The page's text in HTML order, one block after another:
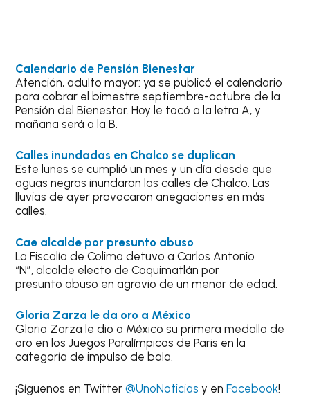
Calendario de Pensión Bienestar
Atención, adulto mayor: ya se publicó el calendario
para cobrar el bimestre septiembre-octubre de la
Pensión del Bienestar. Hoy le tocó a la letra A, y
mañana será a la B.
Calles inundadas en Chalco se duplican
Este lunes se cumplió un mes y un día desde que
aguas negras inundaron las calles de Chalco. Las
lluvias de ayer provocaron anegaciones en más
calles.
Cae alcalde por presunto abuso
La Fiscalía de Colima detuvo a Carlos Antonio
“N”, alcalde electo de Coquimatlán por
presunto abuso en agravio de un menor de edad.
Gloria Zarza le da oro a México
Gloria Zarza le dio a México su primera medalla de
oro en los Juegos Paralímpicos de Paris en la
categoría de impulso de bala.
¡Síguenos en Twitter@UnoNoticias y enFacebook!